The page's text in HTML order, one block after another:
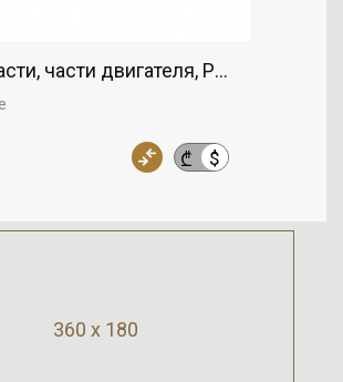
части двигателя, Решетка, BMW
₾ $
360 x 180